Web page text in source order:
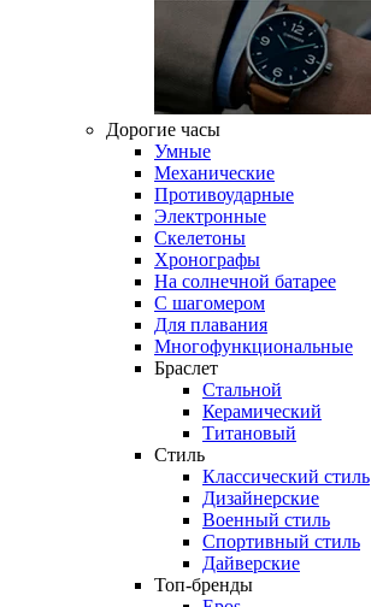
Дорогие часы
Умные
Механические
Противоударные
Электронные
Скелетоны
Хронографы
На солнечной батарее
С шагомером
Для плавания
Многофункциональные
Браслет
Стальной
Керамический
Титановый
Стиль
Классический стиль
Дизайнерские
Военный стиль
Спортивный стиль
Дайверские
Топ-бренды